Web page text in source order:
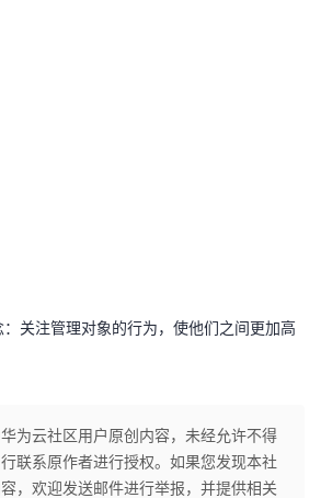
关注管理对象的行为，使他们之间更加高
华为云社区用户原创内容，未经允许不得
联系原作者进行授权。如果您发现本社
，欢迎发送邮件进行举报，并提供相关